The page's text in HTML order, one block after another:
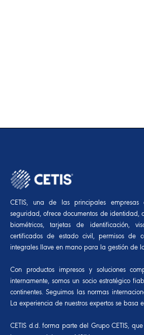
CETIS, una de las principales
seguridad, ofrece documentos de
biométricos, tarjetas de identificación,
certificados de estado civil, permisos de
integrales llave en mano para la gestión de
Con productos impresos y soluciones
internamente, somos un socio estratégico
continentes. Seguimos las normas
La experiencia de nuestros expertos se basa
CETIS d.d. forma parte del Grupo CETIS,